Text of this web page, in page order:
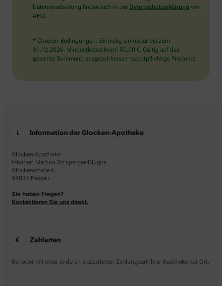
Datenverarbeitung finden sich in der Datenschutzerklärung von
AHD.
* Coupon-Bedingungen: Einmalig einlösbar bis zum
31.12.2026. Mindestbestellwert: 50,00 €. Gültig auf das
gesamte Sortiment, ausgeschlossen rezeptpflichtige Produkte.
Information der Glocken-Apotheke
Glocken-Apotheke
Inhaber: Martina Zizlsperger-Dlugos
Glockenstraße 6
94034 Passau
Sie haben Fragen?
Kontaktieren Sie uns direkt.
Zahlarten
Bar oder mit einer anderen akzeptierten Zahlungsart Ihrer Apotheke vor Ort.